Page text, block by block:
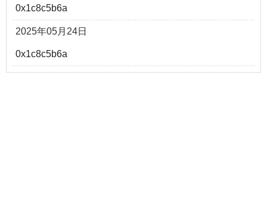
0x1c8c5b6a
2025年05月24日
0x1c8c5b6a